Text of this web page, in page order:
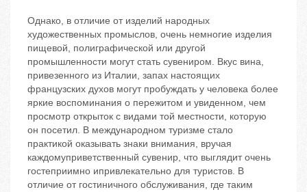
Однако, в отличие от изделий народных
художественных промыслов, очень немногие изделия
пищевой, полиграфической или другой
промышленности могут стать сувениром. Вкус вина,
привезенного из Италии, запах настоящих
французских духов могут пробуждать у человека более
яркие воспоминания о пережитом и увиденном, чем
просмотр открыток с видами той местности, которую
он посетил. В международном туризме стало
практикой оказывать знаки внимания, вручая
каждомуприветственный сувенир, что выглядит очень
гостеприимно ипривлекательно для туристов. В
отличие от гостиничного обслуживания, где таким